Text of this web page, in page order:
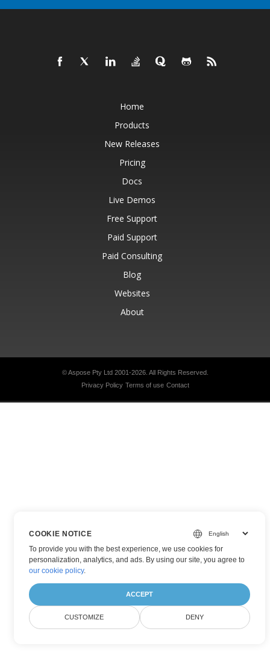
Home
Products
New Releases
Pricing
Docs
Live Demos
Free Support
Paid Support
Paid Consulting
Blog
Websites
About
© Aspose Pty Ltd 2001-2026. All Rights Reserved.
Privacy Policy Terms of use Contact
COOKIE NOTICE
To provide you with the best experience, we use cookies for
personalization, analytics, and ads. By using our site, you agree to
our cookie policy.
ACCEPT
CUSTOMIZE DENY